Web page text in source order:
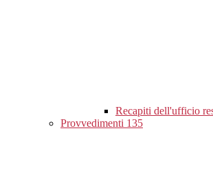
Recapiti dell'ufficio
Provvedimenti 135